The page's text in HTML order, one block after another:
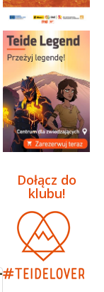
Dołącz do
klubu!